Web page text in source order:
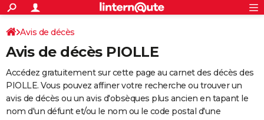
ACTUALITÉS
Politique
Société
Faits Divers
Education
Monde
Villes
+
SPORT
Coupe du monde 2026
Football
Tennis
Cyclisme
Rugby
Forum
Programme TV
TNT
Streaming
Cinéma
Sorties cinéma
Musique
+
FINANCE
Retraite
Epargne
Immobilier
Risques naturels par ville
Banque
Assurance
AUTO
Avis de décès
Avis de décès PIOLLE
Accédez gratuitement sur cette page au carnet des décès des
PIOLLE. Vous pouvez affiner votre recherche ou trouver un
avis de décès ou un avis d'obsèques plus ancien en tapant le
nom d'un défunt et/ou le nom ou le code postal d'une